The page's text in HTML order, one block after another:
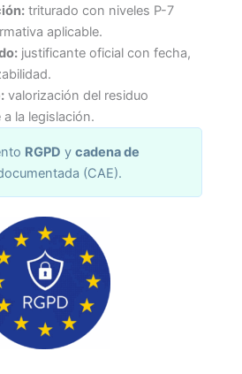
triturado con niveles P-7
aplicable.
justificante oficial con fecha,
valorización del residuo
la legislación.
RGPD ycadena de
(CAE).